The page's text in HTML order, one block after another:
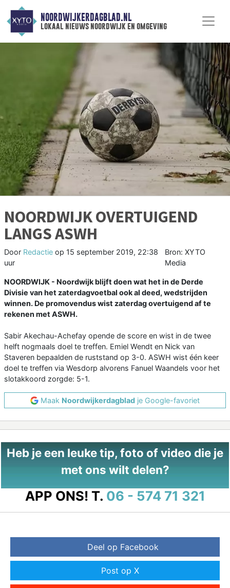
NOORDWIJKERDAGBLAD.NL
lokaal nieuws noordwijk en omgeving
NOORDWIJK OVERTUIGEND
LANGS ASWH
Door Redactie op 15 september 2019, 22:38
uur
Bron: XYTO
Media
NOORDWIJK - Noordwijk blijft doen wat het in de Derde
Divisie van het zaterdagvoetbal ook al deed, wedstrijden
winnen. De promovendus wist zaterdag overtuigend af te
rekenen met ASWH.
Sabir Akechau-Achefay opende de score en wist in de twee
helft nogmaals doel te treffen. Emiel Wendt en Nick van
Staveren bepaalden de ruststand op 3-0. ASWH wist één keer
doel te treffen via Wesdorp alvorens Fanuel Waandels voor het
slotakkoord zorgde: 5-1.
Maak Noordwijkerdagblad je Google-favoriet
Heb je een leuke tip, foto of video die je
met ons wilt delen?
APP ONS! T. 06 - 574 71 321
Deel op Facebook
Post op X